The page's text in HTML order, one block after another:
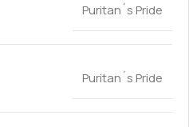
Puritan´s Pride
Puritan´s Pride